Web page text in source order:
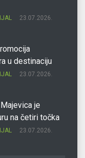
23.07.2026.
u destinaciju
23.07.2026.
je
na četiri točka
23.07.2026.